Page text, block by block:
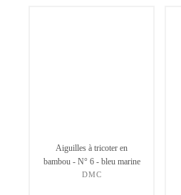
Aiguilles à tricoter en
bambou - N° 6 - bleu marine
DMC